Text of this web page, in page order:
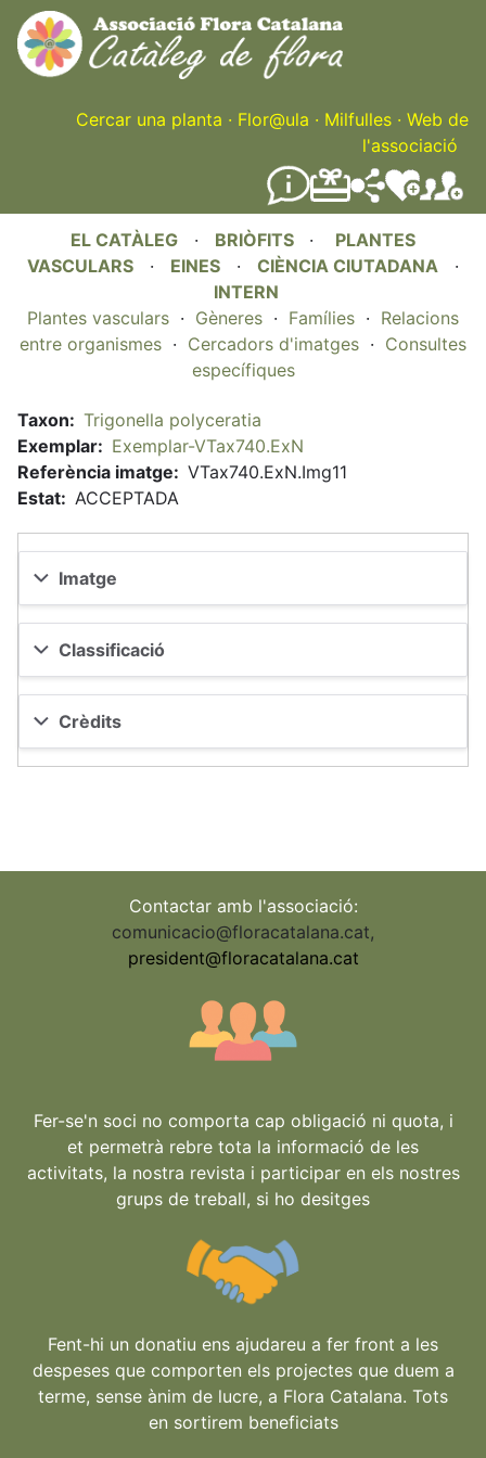
Skip
to
main
content
Cercar una planta · Flor@ula · Milfulles · Web de
l'associació
EL CATÀLEG · BRIÒFITS · PLANTES
VASCULARS · EINES · CIÈNCIA CIUTADANA ·
INTERN
Plantes vasculars · Gèneres · Famílies · Relacions
entre organismes · Cercadors d'imatges · Consultes
específiques
Taxon
Trigonella polyceratia
Exemplar
Exemplar-VTax740.ExN
Referència imatge
VTax740.ExN.Img11
Estat
ACCEPTADA
Imatge
Classificació
Crèdits
Contactar amb l'associació:
comunicacio@floracatalana.cat,
president@floracatalana.cat
Fer-se'n soci no comporta cap obligació ni quota, i
et permetrà rebre tota la informació de les
activitats, la nostra revista i participar en els nostres
grups de treball, si ho desitges
Fent-hi un donatiu ens ajudareu a fer front a les
despeses que comporten els projectes que duem a
terme, sense ànim de lucre, a Flora Catalana. Tots
en sortirem beneficiats